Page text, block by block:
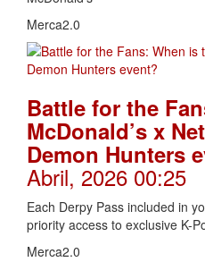
Merca2.0
Battle for the
McDonald’s x
Demon Hunters
Abril, 2026 00:25
Each Derpy Pass included in
priority access to exclusive K-
Merca2.0